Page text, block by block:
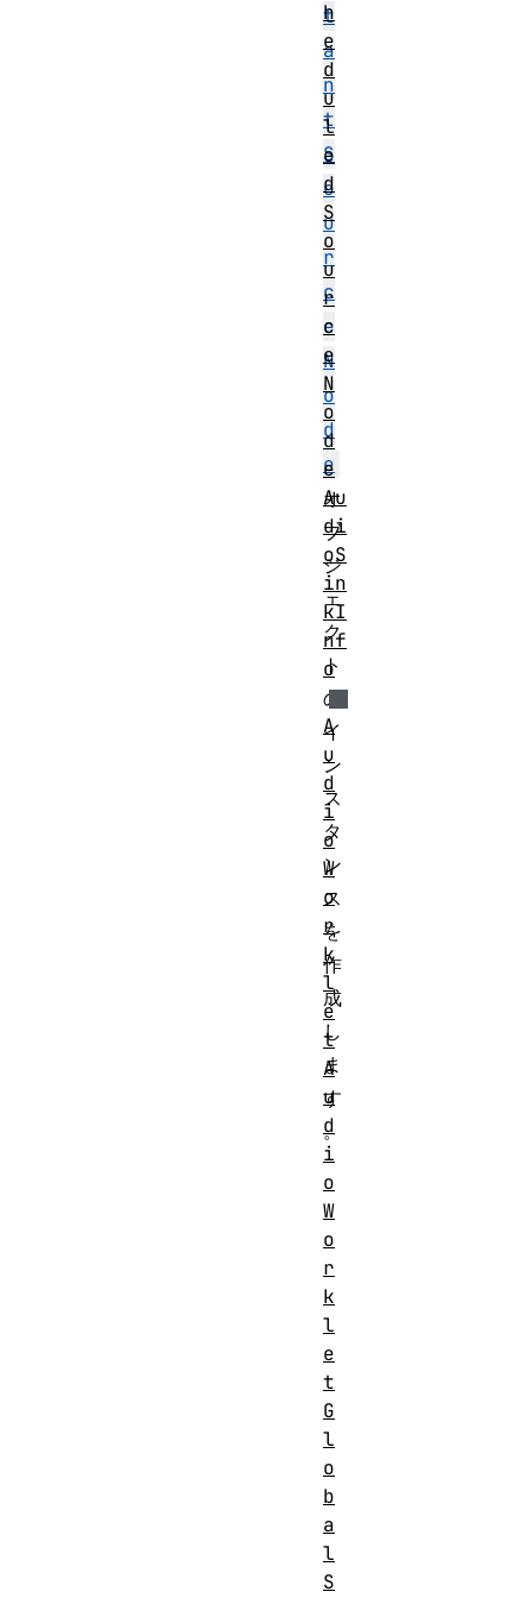
t
a
n
t
S
o
u
r
c
e
N
o
d
e
オ
ブ
ジ
ェ
ク
ト
の
イ
ン
ス
タ
ン
ス
を
作
成
し
ま
す
。
h
e
d
u
l
e
d
S
o
u
r
c
e
N
o
d
e
Au
di
oS
in
kI
nf
o
A
u
d
i
o
W
o
r
k
l
e
t
A
u
d
i
o
W
o
r
k
l
e
t
G
l
o
b
a
l
S